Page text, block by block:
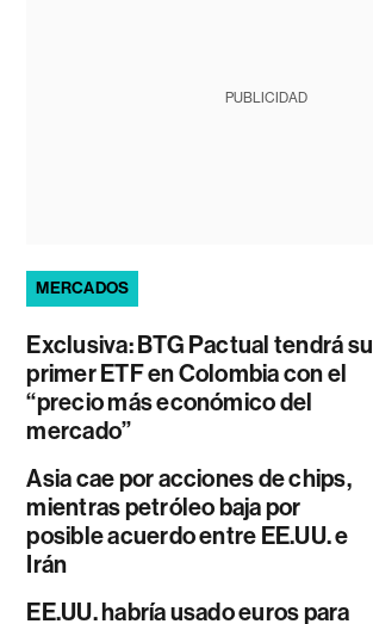
PUBLICIDAD
MERCADOS
Exclusiva: BTG Pactual tendrá su
primer ETF en Colombia con el
“precio más económico del
mercado”
Asia cae por acciones de chips,
mientras petróleo baja por
posible acuerdo entre EE.UU. e
Irán
EE.UU. habría usado euros para